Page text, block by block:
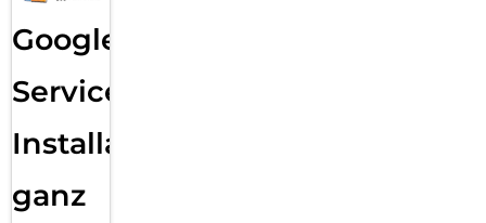
Google
Services
Installation
ganz